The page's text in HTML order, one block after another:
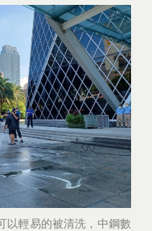
以輕易的被清洗，中鋼數